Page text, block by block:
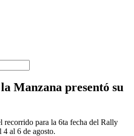
Manzana presentó su
recorrido para la 6ta fecha del Rally
al 6 de agosto.